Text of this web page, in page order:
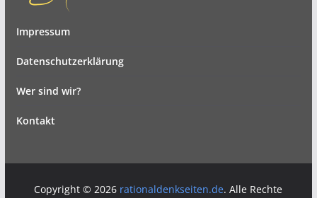
Impressum
Datenschutzerklärung
Wer sind wir?
Kontakt
Copyright © 2026 rationaldenkseiten.de. Alle Rechte